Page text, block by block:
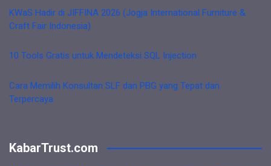
KWaS Hadir di JIFFINA 2026 (Jogja International Furniture &
Craft Fair Indonesia)
10 Tools Gratis untuk Mendeteksi SQL Injection
Cara Memilih Konsultan SLF dan PBG yang Tepat dan
Terpercaya
KabarTrust.com